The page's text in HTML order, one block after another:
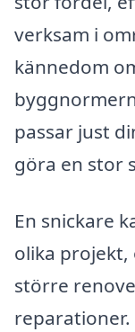
verksam i
kännedom
passar just
göra en stor
En snickare
olika projekt,
större